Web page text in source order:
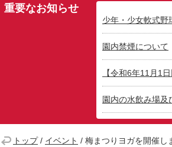
重要なお知らせ
少年・少女軟式
園内禁煙について
【令和6年11月1
園内の水飲み場
トップ/ イベント / 梅まつりヨガを開催し